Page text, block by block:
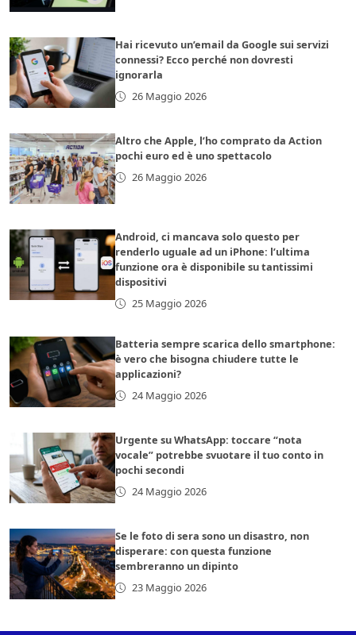
Hai ricevuto un’email da Google sui servizi
connessi? Ecco perché non dovresti
ignorarla
26 Maggio 2026
Altro che Apple, l’ho comprato da Action
pochi euro ed è uno spettacolo
26 Maggio 2026
Android, ci mancava solo questo per
renderlo uguale ad un iPhone: l’ultima
funzione ora è disponibile su tantissimi
dispositivi
25 Maggio 2026
Batteria sempre scarica dello smartphone:
è vero che bisogna chiudere tutte le
applicazioni?
24 Maggio 2026
Urgente su WhatsApp: toccare “nota
vocale” potrebbe svuotare il tuo conto in
pochi secondi
24 Maggio 2026
Se le foto di sera sono un disastro, non
disperare: con questa funzione
sembreranno un dipinto
23 Maggio 2026